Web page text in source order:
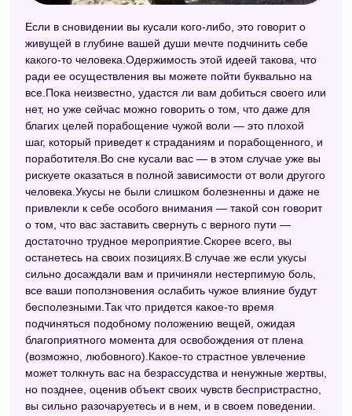
Если в сновидении вы кусали кого-либо, это говорит о
живущей в глубине вашей души мечте подчинить себе
какого-то человека.Одержимость этой идеей такова, что
ради ее осуществления вы можете пойти буквально на
все.Пока неизвестно, удастся ли вам добиться своего или
нет, но уже сейчас можно говорить о том, что даже для
благих целей порабощение чужой воли — это плохой
шаг, который приведет к страданиям и порабощенного, и
поработителя.Во сне кусали вас — в этом случае уже вы
рискуете оказаться в полной зависимости от воли другого
человека.Укусы не были слишком болезненны и даже не
привлекли к себе особого внимания — такой сон говорит
о том, что вас заставить свернуть с верного пути —
достаточно трудное мероприятие.Скорее всего, вы
останетесь на своих позициях.В случае же если укусы
сильно досаждали вам и причиняли нестерпимую боль,
все ваши поползновения ослабить чужое влияние будут
бесполезными.Так что придется какое-то время
подчиняться подобному положению вещей, ожидая
благоприятного момента для освобождения от плена
(возможно, любовного).Какое-то страстное увлечение
может толкнуть вас на безрассудства и ненужные жертвы,
но позднее, оценив объект своих чувств беспристрастно,
вы сильно разочаруетесь и в нем, и в своем поведении.